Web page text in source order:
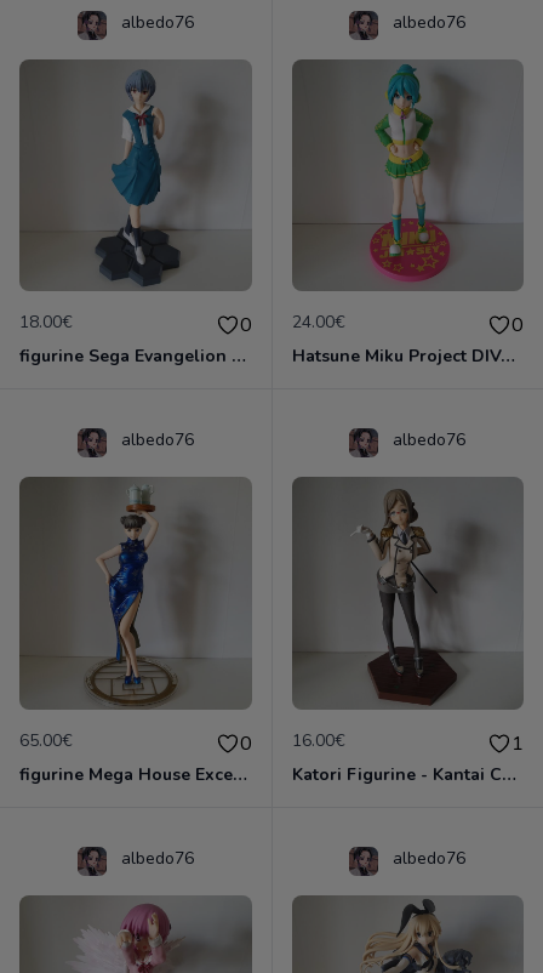
albedo76
18.00€ 0
figurine Sega Evangelion 1.0 You Are (Not) Alone: Rei Ayanami Premium Uniform
albedo76
24.00€ 0
Hatsune Miku Project DIVA Arcade Future Tone SPM Figurine "Jersey" Japan Limited
albedo76
65.00€ 0
figurine Mega House Excellent Model CORE Spirit of Wonder: China-san no Yuuutsu
albedo76
16.00€ 1
Katori Figurine - Kantai Collection (Kan Colle) Eductating ver. by Taito manga
albedo76 albedo76